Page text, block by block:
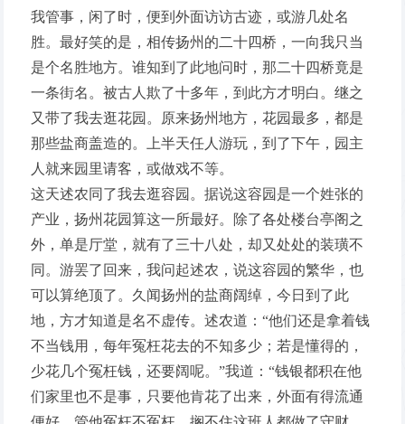
我管事，闲了时，便到外面访访古迹，或游几处名
胜。最好笑的是，相传扬州的二十四桥，一向我只当
是个名胜地方。谁知到了此地问时，那二十四桥竟是
一条街名。被古人欺了十多年，到此方才明白。继之
又带了我去逛花园。原来扬州地方，花园最多，都是
那些盐商盖造的。上半天任人游玩，到了下午，园主
人就来园里请客，或做戏不等。
这天述农同了我去逛容园。据说这容园是一个姓张的
产业，扬州花园算这一所最好。除了各处楼台亭阁之
外，单是厅堂，就有了三十八处，却又处处的装璜不
同。游罢了回来，我问起述农，说这容园的繁华，也
可以算绝顶了。久闻扬州的盐商阔绰，今日到了此
地，方才知道是名不虚传。述农道：“他们还是拿着钱
不当钱用，每年冤枉花去的不知多少；若是懂得的，
少花几个冤枉钱，还要阔呢。”我道：“钱银都积在他
们家里也不是事，只要他肯花了出来，外面有得流通